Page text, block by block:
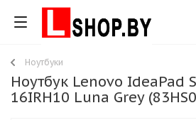
Ноутбуки
Ноутбук Lenovo IdeaPad
16IRH10 Luna Grey